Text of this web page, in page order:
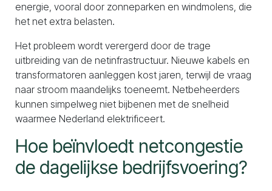
energie, vooral door zonneparken en windmolens, die
het net extra belasten.
Het probleem wordt verergerd door de trage
uitbreiding van de netinfrastructuur. Nieuwe kabels en
transformatoren aanleggen kost jaren, terwijl de vraag
naar stroom maandelijks toeneemt. Netbeheerders
kunnen simpelweg niet bijbenen met de snelheid
waarmee Nederland elektrificeert.
Hoe beïnvloedt netcongestie
de dagelijkse bedrijfsvoering?